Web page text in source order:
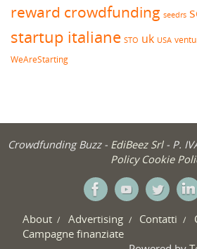
reward crowdfunding seedrs
startup italiane STO uk USA
WeAreStarting
Crowdfunding Buzz - EdiBeez Srl - P.
Policy Cookie
About Advertising Contatti
Campagne finanziate